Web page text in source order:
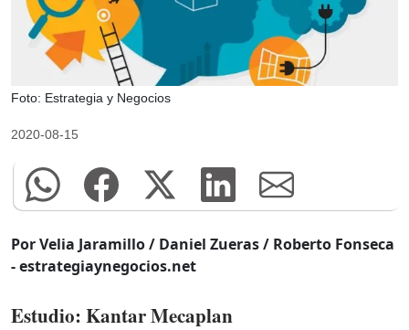
Foto: Estrategia y Negocios
2020-08-15
Por Velia Jaramillo / Daniel Zueras / Roberto Fonseca
- estrategiaynegocios.net
Estudio: Kantar Mecaplan